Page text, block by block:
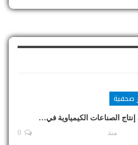
صحفية
الصناعات الكيمياوية في…
منذ